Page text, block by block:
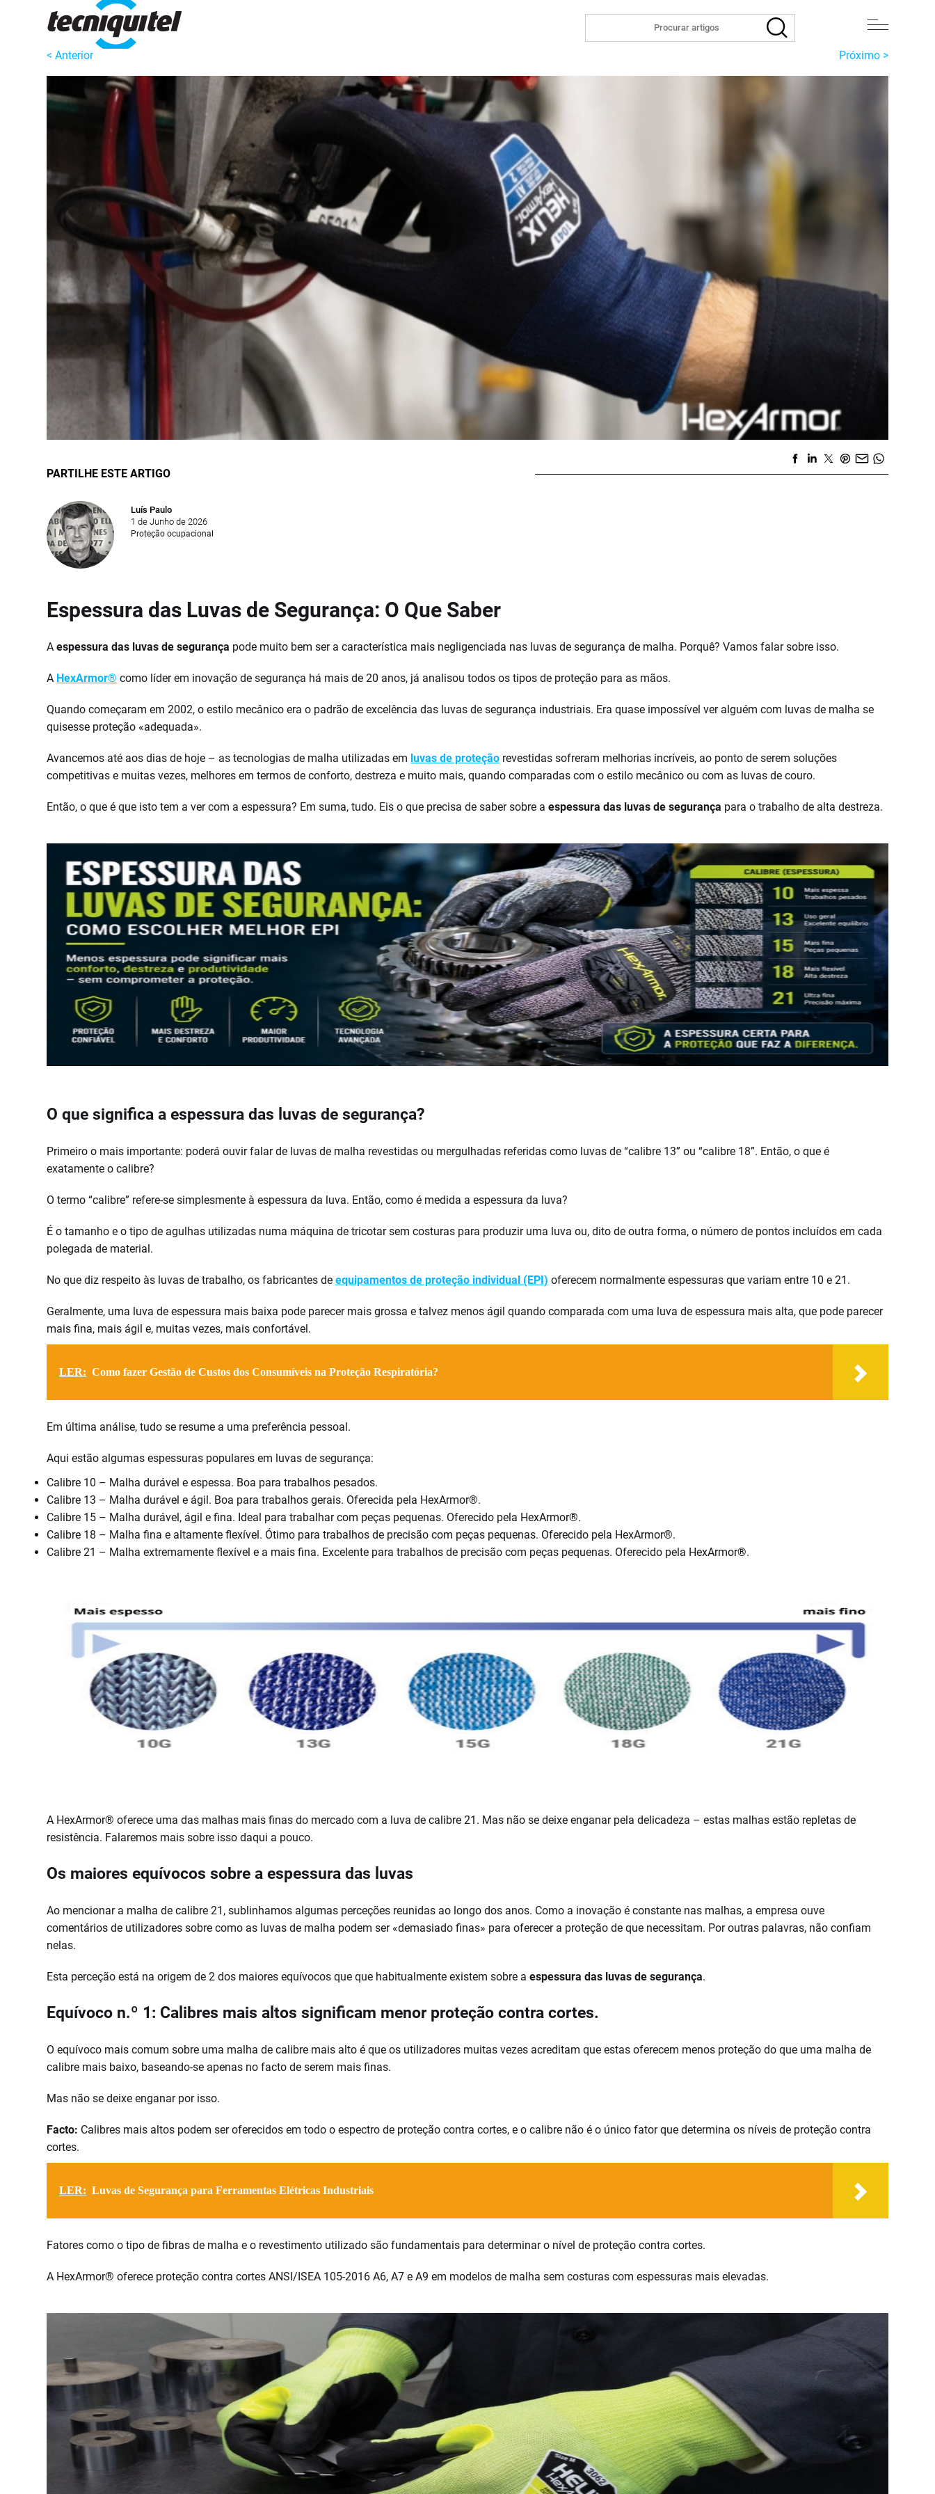
< Anterior Próximo >
PARTILHE ESTE ARTIGO
Luís Paulo
1 de Junho de 2026
Proteção ocupacional
Espessura das Luvas de Segurança: O Que Saber
Aespessura das luvas de segurança pode muito bem ser a característica mais negligenciada nas luvas de segurança de malha. Porquê? Vamos falar sobre isso.
A HexArmor® como líder em inovação de segurança há mais de 20 anos, já analisou todos os tipos de proteção para as mãos.
Quando começaram em 2002, o estilo mecânico era o padrão de excelência das luvas de segurança industriais. Era quase impossível ver alguém com luvas de malha se
quisesse proteção «adequada».
Avancemos até aos dias de hoje – as tecnologias de malha utilizadas em luvas de proteção revestidas sofreram melhorias incríveis, ao ponto de serem soluções
competitivas e muitas vezes, melhores em termos de conforto, destreza e muito mais, quando comparadas com o estilo mecânico ou com as luvas de couro.
Então, o que é que isto tem a ver com a espessura? Em suma, tudo. Eis o que precisa de saber sobre aespessura das luvas de segurança para o trabalho de alta destreza.
O que significa a espessura das luvas de segurança?
Primeiro o mais importante: poderá ouvir falar de luvas de malha revestidas ou mergulhadas referidas como luvas de “calibre 13” ou “calibre 18”. Então, o que é
exatamente o calibre?
O termo “calibre” refere-se simplesmente à espessura da luva. Então, como é medida a espessura da luva?
É o tamanho e o tipo de agulhas utilizadas numa máquina de tricotar sem costuras para produzir uma luva ou, dito de outra forma, o número de pontos incluídos em cada
polegada de material.
No que diz respeito às luvas de trabalho, os fabricantes deequipamentos de proteção individual (EPI) oferecem normalmente espessuras que variam entre 10 e 21.
Geralmente, uma luva de espessura mais baixa pode parecer mais grossa e talvez menos ágil quando comparada com uma luva de espessura mais alta, que pode parecer
mais fina, mais ágil e, muitas vezes, mais confortável.
LER: Como fazer Gestão de Custos dos Consumíveis na Proteção Respiratória?
Em última análise, tudo se resume a uma preferência pessoal.
Aqui estão algumas espessuras populares em luvas de segurança:
Calibre 10 – Malha durável e espessa. Boa para trabalhos pesados.
Calibre 13 – Malha durável e ágil. Boa para trabalhos gerais. Oferecida pela HexArmor®.
Calibre 15 – Malha durável, ágil e fina. Ideal para trabalhar com peças pequenas. Oferecido pela HexArmor®.
Calibre 18 – Malha fina e altamente flexível. Ótimo para trabalhos de precisão com peças pequenas. Oferecido pela HexArmor®.
Calibre 21 – Malha extremamente flexível e a mais fina. Excelente para trabalhos de precisão com peças pequenas. Oferecido pela HexArmor®.
A HexArmor® oferece uma das malhas mais finas do mercado com a luva de calibre 21. Mas não se deixe enganar pela delicadeza – estas malhas estão repletas de
resistência. Falaremos mais sobre isso daqui a pouco.
Os maiores equívocos sobre a espessura das luvas
Ao mencionar a malha de calibre 21, sublinhamos algumas perceções reunidas ao longo dos anos. Como a inovação é constante nas malhas, a empresa ouve
comentários de utilizadores sobre como as luvas de malha podem ser «demasiado finas» para oferecer a proteção de que necessitam. Por outras palavras, não confiam
nelas.
Esta perceção está na origem de 2 dos maiores equívocos que que habitualmente existem sobre aespessura das luvas de segurança.
Equívoco n.º 1: Calibres mais altos significam menor proteção contra cortes.
O equívoco mais comum sobre uma malha de calibre mais alto é que os utilizadores muitas vezes acreditam que estas oferecem menos proteção do que uma malha de
calibre mais baixo, baseando-se apenas no facto de serem mais finas.
Mas não se deixe enganar por isso.
Facto: Calibres mais altos podem ser oferecidos em todo o espectro de proteção contra cortes, e o calibre não é o único fator que determina os níveis de proteção contra
cortes.
LER: Luvas de Segurança para Ferramentas Elétricas Industriais
Fatores como o tipo de fibras de malha e o revestimento utilizado são fundamentais para determinar o nível de proteção contra cortes.
A HexArmor® oferece proteção contra cortes ANSI/ISEA 105-2016 A6, A7 e A9 em modelos de malha sem costuras com espessuras mais elevadas.